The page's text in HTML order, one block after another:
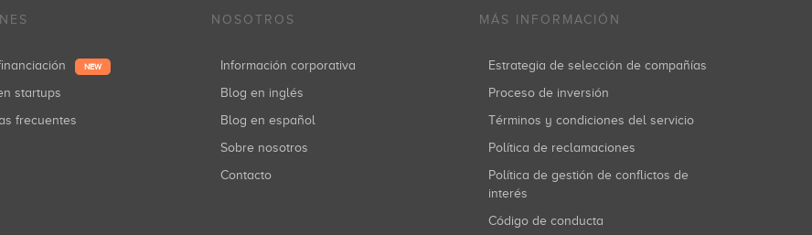
NEW
startups
frecuentes
NOSOTROS
Información corporativa
Blog en inglés
Blog en español
Sobre nosotros
Contacto
MÁS INFORMACIÓN
Estrategia de selección de compañías
Proceso de inversión
Términos y condiciones del servicio
Política de reclamaciones
Política de gestión de conflictos de
interés
Código de conducta